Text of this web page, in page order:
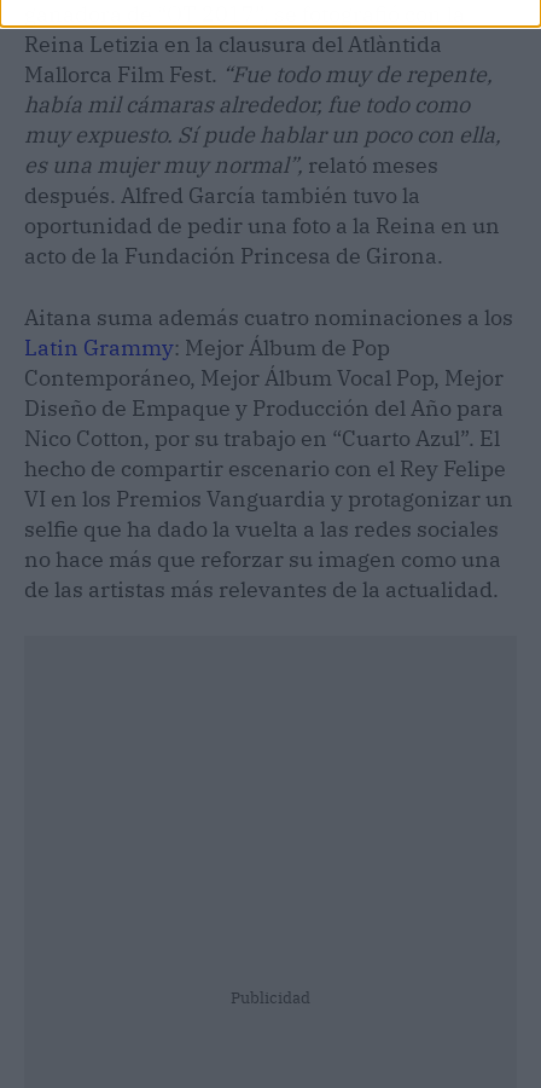
Reina Letizia en la clausura del Atlàntida
Mallorca Film Fest. “Fue todo muy de repente,
había mil cámaras alrededor, fue todo como
muy expuesto. Sí pude hablar un poco con ella,
es una mujer muy normal”, relató meses
después. Alfred García también tuvo la
oportunidad de pedir una foto a la Reina en un
acto de la Fundación Princesa de Girona.
Aitana suma además cuatro nominaciones a los
Latin Grammy: Mejor Álbum de Pop
Contemporáneo, Mejor Álbum Vocal Pop, Mejor
Diseño de Empaque y Producción del Año para
Nico Cotton, por su trabajo en “Cuarto Azul”. El
hecho de compartir escenario con el Rey Felipe
VI en los Premios Vanguardia y protagonizar un
selfie que ha dado la vuelta a las redes sociales
no hace más que reforzar su imagen como una
de las artistas más relevantes de la actualidad.
Publicidad